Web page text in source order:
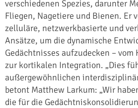
verschiedenen Spezies, darunter
Fliegen, Nagetiere und Bienen. Er
zelluläre, netzwerkbasierte und
Ansätze, um die dynamische
Gedächtnisses aufzudecken – vom
zur kortikalen Integration. „Dies
außergewöhnlichen
betont Matthew Larkum: „Wir
die für die